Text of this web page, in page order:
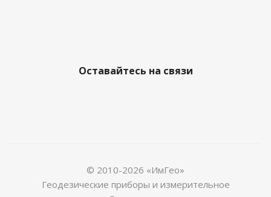
Оставайтесь на связи
© 2010-2026 «ИмГео»
Геодезические приборы и измерительное